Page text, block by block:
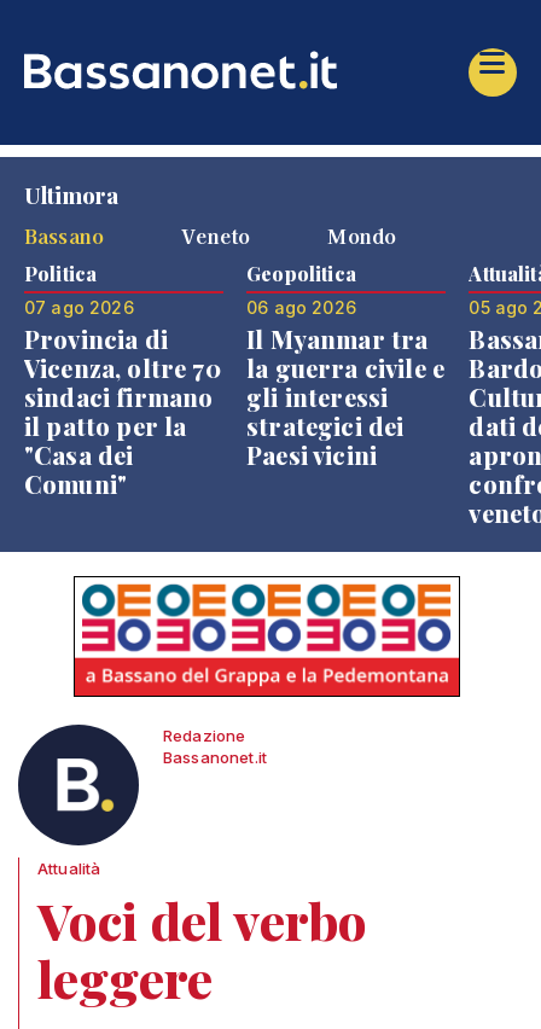
Ultimora
Bassano
Veneto Mondo
Politica
07 ago 2026
Provincia di
Vicenza, oltre 70
sindaci firmano
il patto per la
"Casa dei
Comuni"
Geopolitica
06 ago 2026
Il Myanmar tra
la guerra civile e
gli interessi
strategici dei
Paesi vicini
05 ago
dati
Redazione
Bassanonet.it
Attualità
Voci del verbo
leggere